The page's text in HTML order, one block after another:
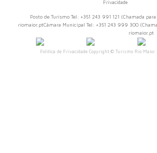
Privacidade
Posto de Turismo Tel: +351 243 991 121 (Chamada
riomaior.ptCâmara Municipal Tel: +351 243 999 300
riomaior.pt
Política de Privacidade Copyright © Turismo Rio Maior